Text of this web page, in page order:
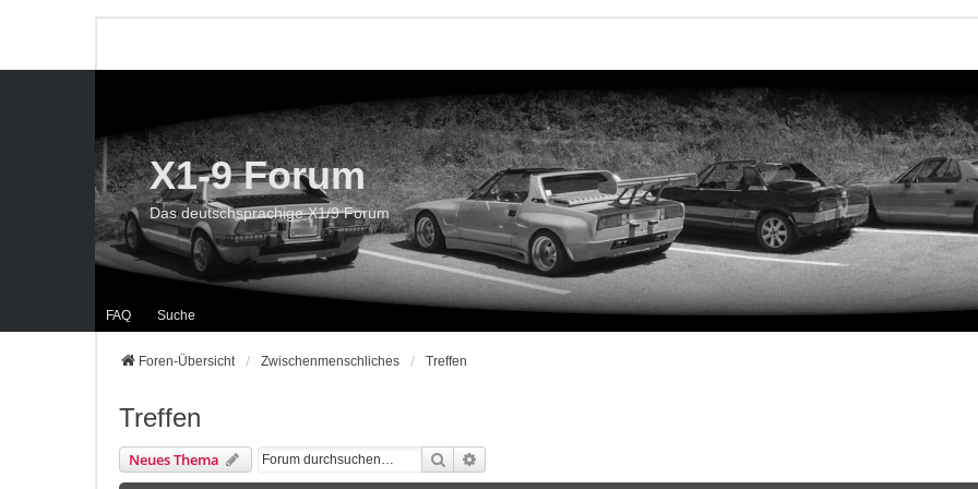
FAQ Suche
X1-9 Forum
Das deutschsprachige X1/9 Forum
Foren-Übersicht Zwischenmenschliches Treffen
Treffen
Neues Thema Suche